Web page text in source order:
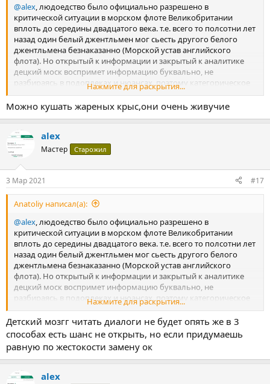
@alex , людоедство было официально разрешено в
критической ситуации в морском флоте Великобритании
вплоть до середины двадцатого века. т.е. всего то полсотни лет
назад один белый джентльмен мог сьесть другого белого
джентльмена безнаказанно (Морской устав английского
флота). Но открытый к информации и закрытый к аналитике
децкий моск воспримет информацию буквально, не
разбираясь в подоплеках и нюансах. поэтому категорическое
Нажмите для раскрытия...
Можно кушать жареных крыс,они очень живучие
alex
Мастер Старожил
3 Мар 2021 #17
Anatoliy написал(а):
@alex , людоедство было официально разрешено в
критической ситуации в морском флоте Великобритании
вплоть до середины двадцатого века. т.е. всего то полсотни лет
назад один белый джентльмен мог сьесть другого белого
джентльмена безнаказанно (Морской устав английского
флота). Но открытый к информации и закрытый к аналитике
децкий моск воспримет информацию буквально, не
разбираясь в подоплеках и нюансах. поэтому категорическое
Нажмите для раскрытия...
Детский мозгг читать диалоги не будет опять же в 3
способах есть шанс не открыть, но если придумаешь
равную по жестокости замену ок
alex